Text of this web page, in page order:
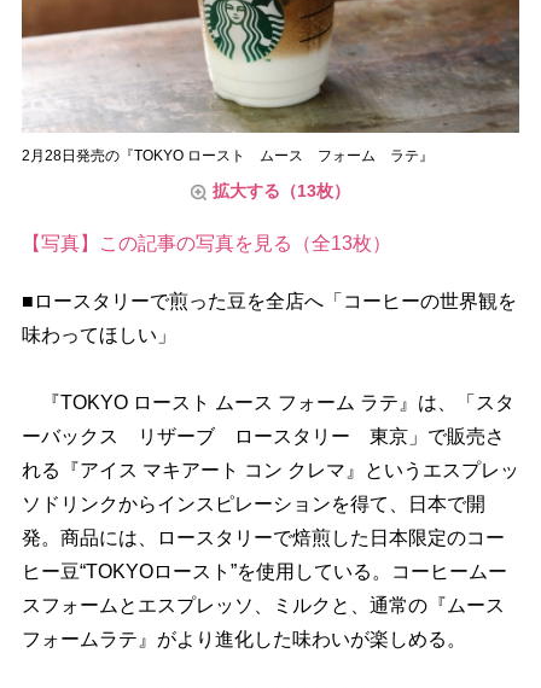
2月28日発売の『TOKYO ロースト ムース フォーム ラテ』
拡大する（13枚）
【写真】この記事の写真を見る（全13枚）
■ロースタリーで煎った豆を全店へ「コーヒーの世界観を
味わってほしい」
『TOKYO ロースト ムース フォーム ラテ』は、「スタ
ーバックス リザーブ ロースタリー 東京」で販売さ
れる『アイス マキアート コン クレマ』というエスプレッ
ソドリンクからインスピレーションを得て、日本で開
発。商品には、ロースタリーで焙煎した日本限定のコー
ヒー豆“TOKYOロースト”を使用している。コーヒームー
スフォームとエスプレッソ、ミルクと、通常の『ムース
フォームラテ』がより進化した味わいが楽しめる。